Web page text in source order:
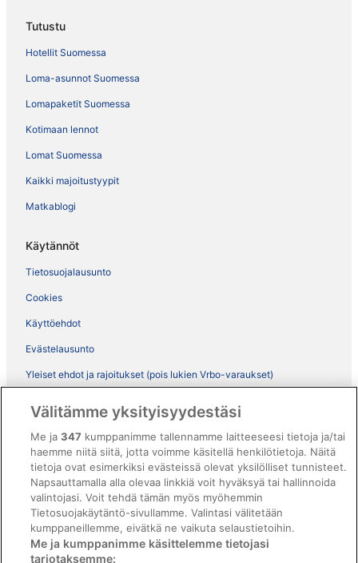
Tutustu
Hotellit Suomessa
Loma-asunnot Suomessa
Lomapaketit Suomessa
Kotimaan lennot
Lomat Suomessa
Kaikki majoitustyypit
Matkablogi
Käytännöt
Tietosuojalausunto
Cookies
Käyttöehdot
Evästelausunto
Yleiset ehdot ja rajoitukset (pois lukien Vrbo-varaukset)
ebookers BONUS+ -ohjelman ehdot
Oikeudelliset tiedot / ota meihin yhteyttä
Sisältövaatimukset ja ilmoituksen tekeminen sisällöstä
Tuki
Välitämme yksityisyydestäsi
Me ja347 kumppanimme tallennamme laitteeseesi tietoja ja/tai
haemme niitä siitä, jotta voimme käsitellä henkilötietoja. Näitä
tietoja ovat esimerkiksi evästeissä olevat yksilölliset tunnisteet.
Napsauttamalla alla olevaa linkkiä voit hyväksyä tai hallinnoida
valintojasi. Voit tehdä tämän myös myöhemmin
Tietosuojakäytäntö-sivullamme. Valintasi välitetään
kumppaneillemme, eivätkä ne vaikuta selaustietoihin.
Me ja kumppanimme käsittelemme tietojasi
tarjotaksemme: